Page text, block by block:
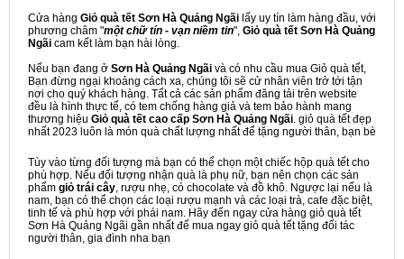
Cửa hàng Giỏ quà tết Sơn Hà Quảng Ngãi lấy uy tín làm hàng đầu, với
phương châm "một chữ tín - vạn niềm tin", Giỏ quà tết Sơn Hà Quảng
Ngãi cam kết làm bạn hài lòng.
Nếu bạn đang ở Sơn Hà Quảng Ngãi và có nhu cầu mua Giỏ quà tết,
Bạn đừng ngại khoảng cách xa, chúng tôi sẽ cử nhân viên trở tới tận
nơi cho quý khách hàng. Tất cả các sản phẩm đăng tải trên website
đều là hình thực tế, có tem chống hàng giả và tem bảo hành mang
thương hiệu Giỏ quà tết cao cấp Sơn Hà Quảng Ngãi. giỏ quà tết đẹp
nhất 2023 luôn là món quà chất lượng nhất để tặng người thân, bạn bè
Tùy vào từng đối tượng mà bạn có thể chọn một chiếc hộp quà tết cho
phù hợp. Nếu đối tượng nhận quà là phụ nữ, bạn nên chọn các sản
phẩm giỏ trái cây, rượu nhẹ, có chocolate và đồ khô. Ngược lại nếu là
nam, bạn có thể chọn các loại rượu mạnh và các loại trà, cafe đặc biệt,
tinh tế và phù hợp với phái nam. Hãy đến ngay cửa hàng giỏ quà tết
Sơn Hà Quảng Ngãi gần nhất để mua ngay giỏ quà tết tặng đối tác
người thân, gia đình nha bạn